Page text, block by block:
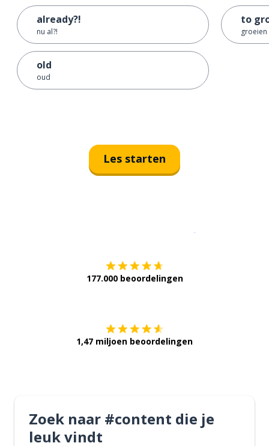
already?!
nu al?!
old
oud
to
groeien
Les starten
177.000 beoordelingen
1,47 miljoen beoordelingen
Zoek naar #content die je
leuk vindt